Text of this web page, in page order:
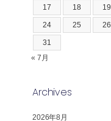
17 18 19
24 25 26
31
« 7月
Archives
2026年8月